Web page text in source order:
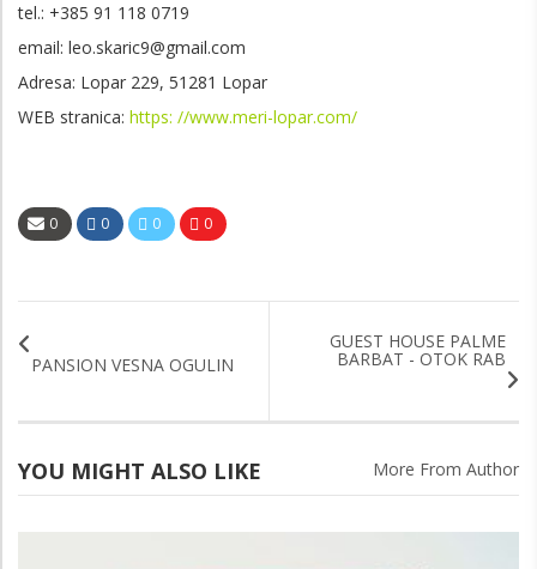
tel.: +385 91 118 0719
email: leo.skaric9@gmail.com
Adresa: Lopar 229, 51281 Lopar
WEB stranica: https: //www.meri-lopar.com/
0 0 0 0
PANSION VESNA OGULIN
GUEST HOUSE PALME
BARBAT - OTOK RAB
YOU MIGHT ALSO LIKE More From Author